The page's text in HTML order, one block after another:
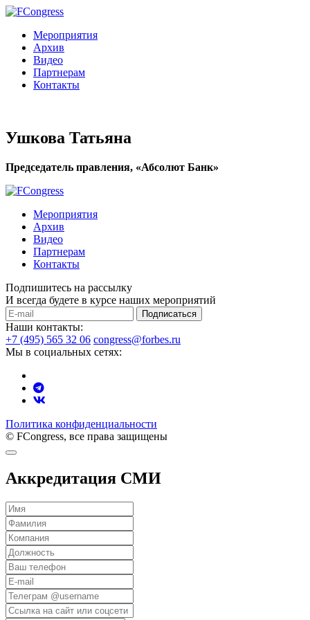
Мероприятия
Архив
Видео
Партнерам
Контакты
Ушкова Татьяна
Председатель правления, «Абсолют Банк»
Мероприятия
Архив
Видео
Партнерам
Контакты
Подпишитесь на рассылку
И всегда будете в курсе наших мероприятий
Подписаться
Наши контакты:
+7 (495) 565 32 06 congress@forbes.ru
Мы в социальных сетях:
Политика конфиденциальности
© FCongress, все права защищены
Аккредитация СМИ